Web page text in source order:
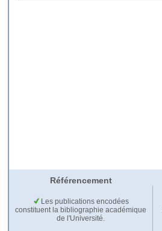
Référencement
Les publications encodées
constituent la bibliographie académique
de l'Université.